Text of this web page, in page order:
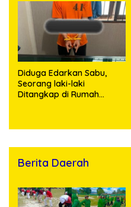
Diduga Edarkan Sabu,
Seorang laki-laki
Ditangkap di Rumah
Berita Daerah